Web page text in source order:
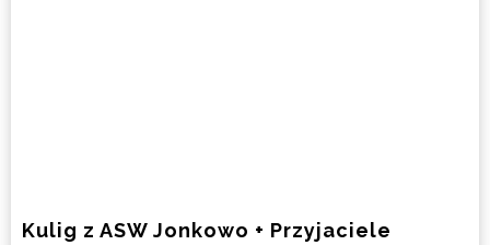
Kulig z ASW Jonkowo + Przyjaciele